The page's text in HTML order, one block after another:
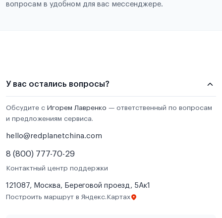
вопросам в удобном для вас мессенджере.
У вас остались вопросы?
Обсудите с Игорем Лавренко — ответственный по вопросам
и предложениям сервиса.
hello@redplanetchina.com
8 (800) 777-70-29
Контактный центр поддержки
121087, Москва, Береговой проезд, 5Ак1
Построить маршрут в Яндекс.Картах